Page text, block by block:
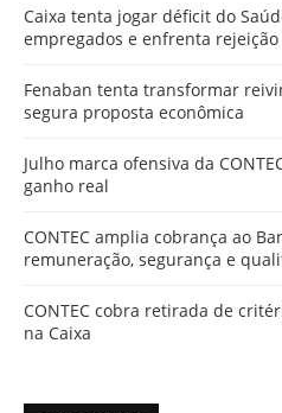
Caixa tenta jogar déficit do
empregados e enfrenta rejeição
Fenaban tenta transformar
segura proposta econômica
Julho marca ofensiva da
ganho real
CONTEC amplia cobrança ao
remuneração, segurança e
CONTEC cobra retirada de
na Caixa